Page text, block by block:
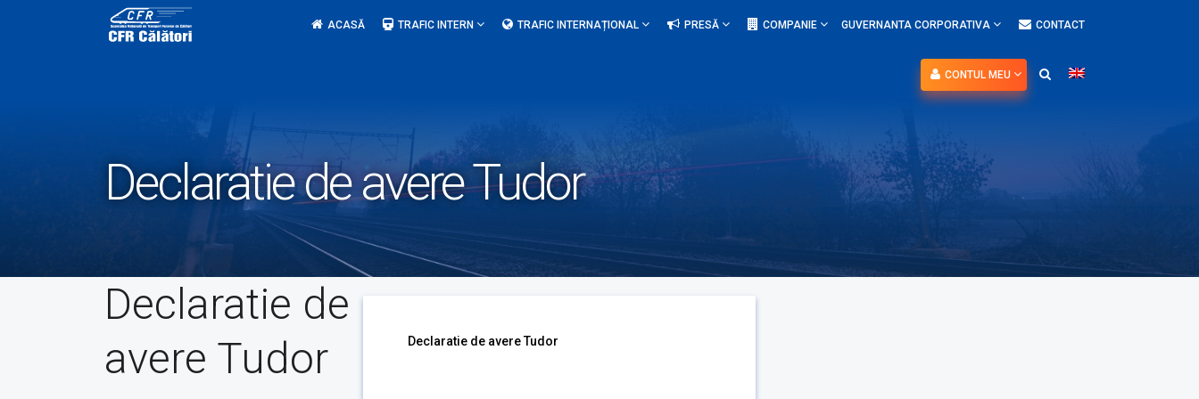
ACASĂ TRAFIC INTERN TRAFIC INTERNAȚIONAL PRESĂ COMPANIE GUVERNANTA CORPORATIVA CONTACT
CONTUL MEU
Declaratie de avere Tudor
Declaratie de
avere Tudor
Declaratie de avere Tudor